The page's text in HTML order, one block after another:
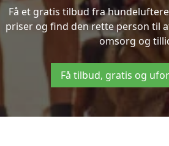
Få et gratis tilbud fra
priser og find den rette person til
omsorg og
Få tilbud, gratis og